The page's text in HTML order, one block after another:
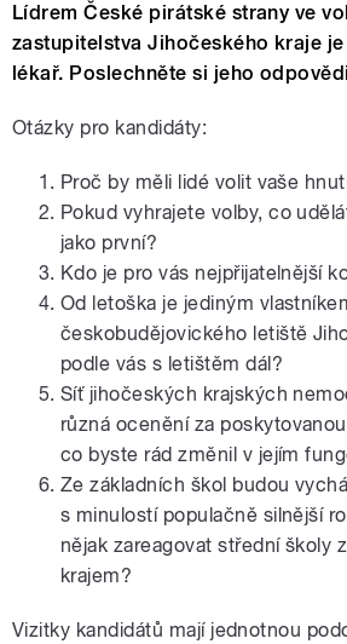
Lídrem České pirátské strany ve
zastupitelstva Jihočeského kraje
lékař. Poslechněte si jeho
Otázky pro kandidáty:
Proč by měli lidé volit vaše
Pokud vyhrajete volby, co
jako první?
Kdo je pro vás nejpřijatelnější
Od letoška je jediným
českobudějovického letiště
podle vás s letištěm dál?
Síť jihočeských krajských
různá ocenění za
co byste rád změnil v jejím
Ze základních škol budou
s minulostí populačně silnější
nějak zareagovat střední školy
krajem?
Vizitky kandidátů mají jednotnou